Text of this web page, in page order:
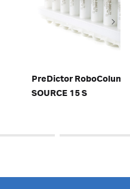
PreDictor
SOURCE 15 S